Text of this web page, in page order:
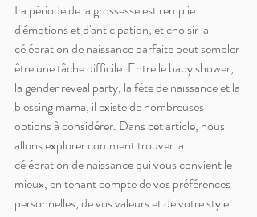
La période de la grossesse est remplie
d'émotions et d'anticipation, et choisir la
célébration de naissance parfaite peut sembler
être une tâche difficile. Entre le baby shower,
la gender reveal party, la fête de naissance et la
blessing mama, il existe de nombreuses
options à considérer. Dans cet article, nous
allons explorer comment trouver la
célébration de naissance qui vous convient le
mieux, en tenant compte de vos préférences
personnelles, de vos valeurs et de votre style